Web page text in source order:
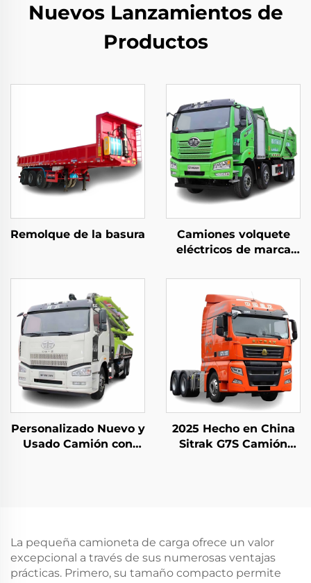
Nuevos Lanzamientos de
Productos
Remolque de la basura
Camiones volquete
eléctricos de marca
toneladas 400HP
450HP 12 ruedas con
batería
Personalizado Nuevo y
Usado Camión con
2025 Hecho en China
Sitrak G7S Camión
La pequeña camioneta de carga ofrece un valor
excepcional a través de sus numerosas ventajas
prácticas. Primero, su tamaño compacto permite